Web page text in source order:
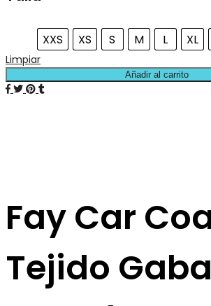
XXS XS S M L XL
Limpiar
Añadir al carrito
Fay Car
Tejido